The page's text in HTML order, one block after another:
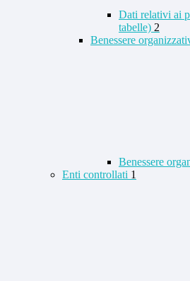
Dati relativi ai
tabelle) 2
Benessere
Benessere
Enti controllati 1